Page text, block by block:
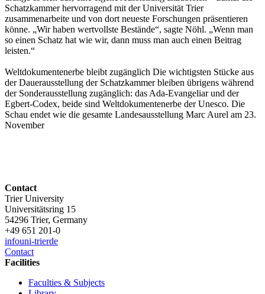
Schatzkammer hervorragend mit der Universität Trier
zusammenarbeite und von dort neueste Forschungen präsentieren
könne. „Wir haben wertvollste Bestände“, sagte Nöhl. „Wenn man
so einen Schatz hat wie wir, dann muss man auch einen Beitrag
leisten.“
Weltdokumentenerbe bleibt zugänglich Die wichtigsten Stücke aus
der Dauerausstellung der Schatzkammer bleiben übrigens während
der Sonderausstellung zugänglich: das Ada-Evangeliar und der
Egbert-Codex, beide sind Weltdokumentenerbe der Unesco. Die
Schau endet wie die gesamte Landesausstellung Marc Aurel am 23.
November
Contact
Trier University
Universitätsring 15
54296 Trier, Germany
+49 651 201-0
infouni-trierde
Contact
Facilities
Faculties & Subjects